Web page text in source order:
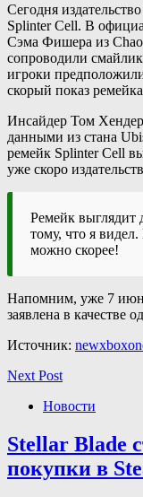
Сегодня
Splinter Cell. В
Сэма Фишера из
сопроводили
игроки
скорый показ
Инсайдер Том
данными из стана
ремейк Splinter Cell
уже скоро
Ремейк выглядит
тому, что я
можно скорее!
Напомним, уже 7
заявлена в качестве
Источник:
Next Post
Новости
Stellar Blade
покупки в